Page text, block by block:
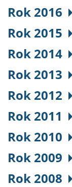
Rok 2016
Rok 2015
Rok 2014
Rok 2013
Rok 2012
Rok 2011
Rok 2010
Rok 2009
Rok 2008